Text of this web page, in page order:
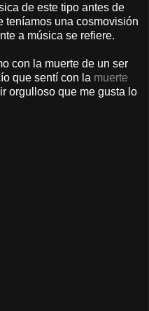
de este tipo antes de
teníamos una cosmovisión
a música se refiere.
con la muerte de un ser
que sentí con la muerte
orgulloso que me gusta lo